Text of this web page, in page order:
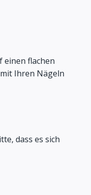
einen flachen
Ihren Nägeln
dass es sich